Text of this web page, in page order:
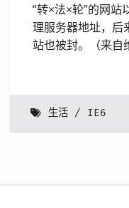
“转×法×轮”的网
理服务器地址，后
站也被封。（来自
生活 IE6